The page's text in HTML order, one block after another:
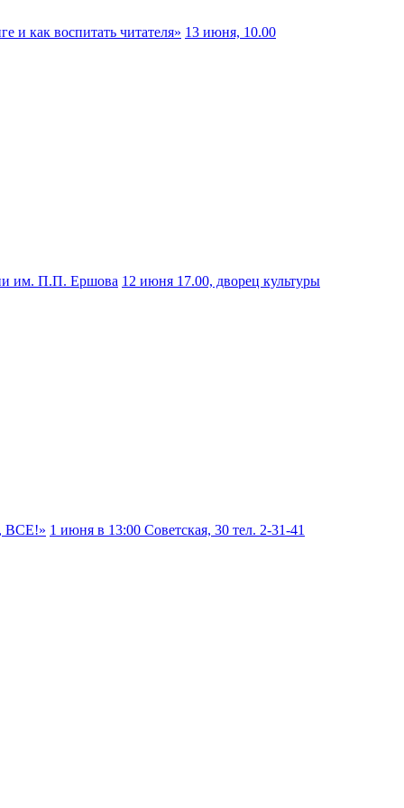
и как воспитать читателя» 13 июня, 10.00
им. П.П. Ершова 12 июня 17.00, дворец культуры
ВСЕ!» 1 июня в 13:00 Советская, 30 тел. 2-31-41